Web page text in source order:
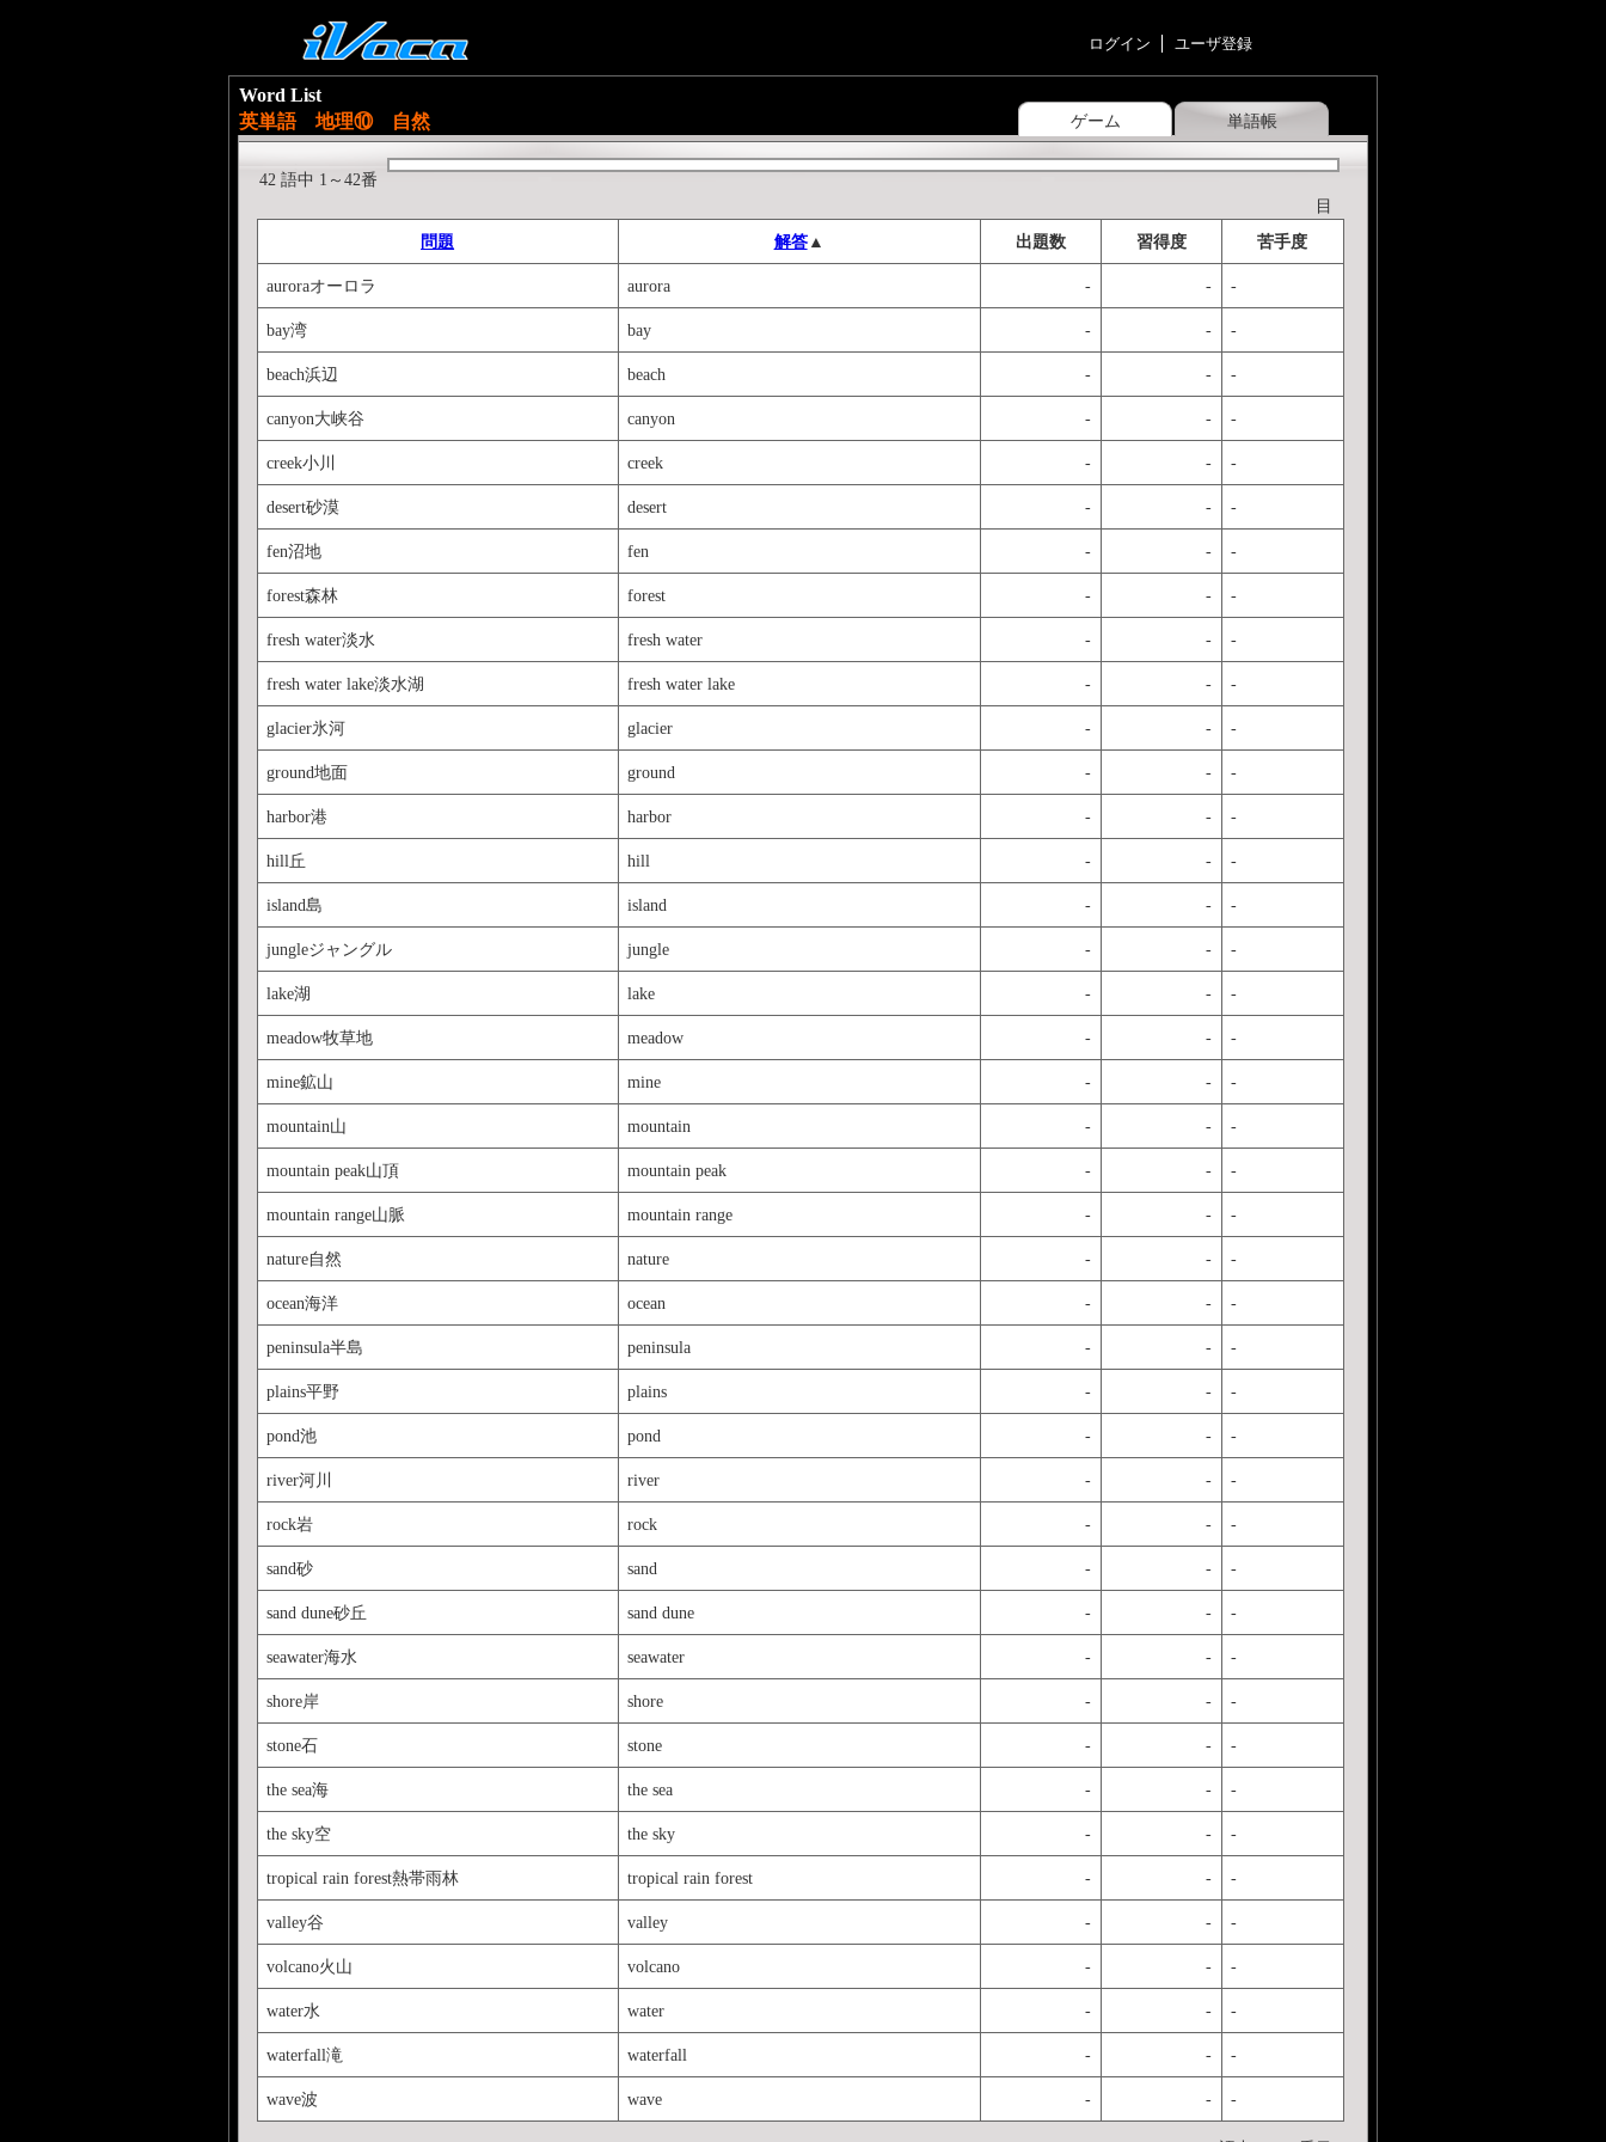
ログイン ユーザ登録
ゲーム 単語帳
Word List
英単語 地理⑩ 自然
42 語中 1～42番
目
問題
解答▲ 出題数 習得度 苦手度
auroraオーロラ aurora - - -
bay湾 bay - - -
beach浜辺 beach - - -
canyon大峡谷 canyon - - -
creek小川 creek - - -
desert砂漠 desert - - -
fen沼地 fen - - -
forest森林 forest - - -
fresh water淡水 fresh water - - -
fresh water lake淡水湖 fresh water lake - - -
glacier氷河 glacier - - -
ground地面 ground - - -
harbor港 harbor - - -
hill丘 hill - - -
island島 island - - -
jungleジャングル jungle - - -
lake湖 lake - - -
meadow牧草地 meadow - - -
mine鉱山 mine - - -
mountain山 mountain - - -
mountain peak山頂 mountain peak - - -
mountain range山脈 mountain range - - -
nature自然 nature - - -
ocean海洋 ocean - - -
peninsula半島 peninsula - - -
plains平野 plains - - -
pond池 pond - - -
river河川 river - - -
rock岩 rock - - -
sand砂 sand - - -
sand dune砂丘 sand dune - - -
seawater海水 seawater - - -
shore岸 shore - - -
stone石 stone - - -
the sea海 the sea - - -
the sky空 the sky - - -
tropical rain forest熱帯雨林 tropical rain forest - - -
valley谷 valley - - -
volcano火山 volcano - - -
water水 water - - -
waterfall滝 waterfall - - -
wave波 wave - - -